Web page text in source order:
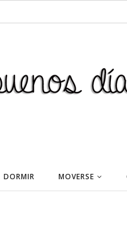
DORMIR MOVERSE